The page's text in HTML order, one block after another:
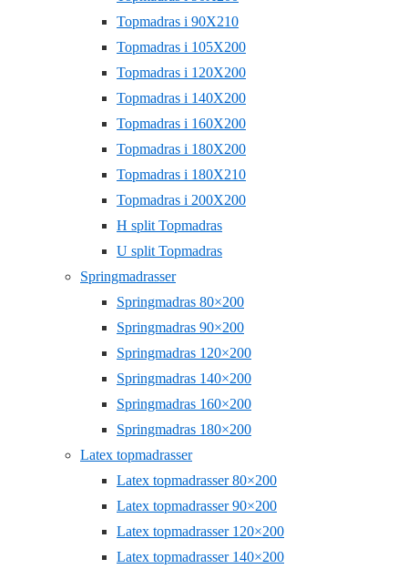
Topmadras i 90X210
Topmadras i 105X200
Topmadras i 120X200
Topmadras i 140X200
Topmadras i 160X200
Topmadras i 180X200
Topmadras i 180X210
Topmadras i 200X200
H split Topmadras
U split Topmadras
Springmadrasser
Springmadras 80×200
Springmadras 90×200
Springmadras 120×200
Springmadras 140×200
Springmadras 160×200
Springmadras 180×200
Latex topmadrasser
Latex topmadrasser 80×200
Latex topmadrasser 90×200
Latex topmadrasser 120×200
Latex topmadrasser 140×200